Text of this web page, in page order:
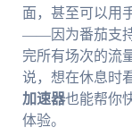
面，甚至可以用
——因为番茄支
完所有场次的流
说，想在休息时
加速器也能帮你
体验。